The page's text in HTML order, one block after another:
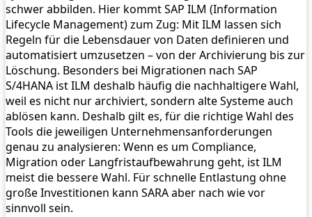
schwer abbilden. Hier kommt SAP ILM (Information
Lifecycle Management) zum Zug: Mit ILM lassen sich
Regeln für die Lebensdauer von Daten definieren und
automatisiert umzusetzen – von der Archivierung bis zur
Löschung. Besonders bei Migrationen nach SAP
S/4HANA ist ILM deshalb häufig die nachhaltigere Wahl,
weil es nicht nur archiviert, sondern alte Systeme auch
ablösen kann. Deshalb gilt es, für die richtige Wahl des
Tools die jeweiligen Unternehmensanforderungen
genau zu analysieren: Wenn es um Compliance,
Migration oder Langfristaufbewahrung geht, ist ILM
meist die bessere Wahl. Für schnelle Entlastung ohne
große Investitionen kann SARA aber nach wie vor
sinnvoll sein.